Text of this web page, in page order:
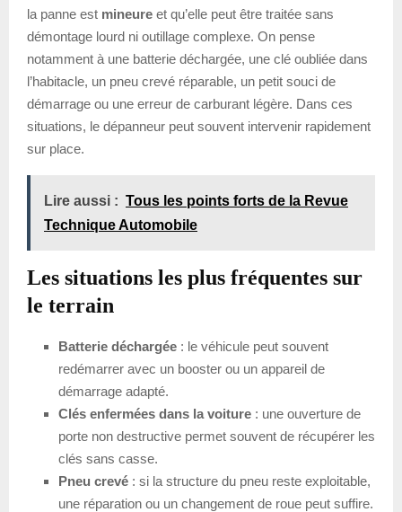
la panne est mineure et qu’elle peut être traitée sans
démontage lourd ni outillage complexe. On pense
notamment à une batterie déchargée, une clé oubliée dans
l’habitacle, un pneu crevé réparable, un petit souci de
démarrage ou une erreur de carburant légère. Dans ces
situations, le dépanneur peut souvent intervenir rapidement
sur place.
Lire aussi : Tous les points forts de la Revue
Technique Automobile
Les situations les plus fréquentes sur
le terrain
Batterie déchargée : le véhicule peut souvent
redémarrer avec un booster ou un appareil de
démarrage adapté.
Clés enfermées dans la voiture : une ouverture de
porte non destructive permet souvent de récupérer les
clés sans casse.
Pneu crevé : si la structure du pneu reste exploitable,
une réparation ou un changement de roue peut suffire.